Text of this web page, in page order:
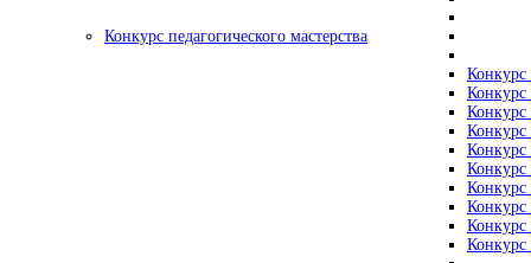
Конкурс педагогического мастерства
Конкурс
Конкурс
Конкурс
Конкурс
Конкурс
Конкурс
Конкурс
Конкурс
Конкурс
Конкурс